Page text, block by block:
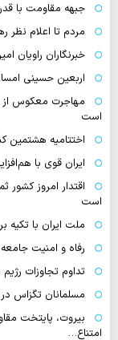
جبهه مقاومت با
مردم تا اعلام نظر
خبرنگاران راویان
اربعین حسینی
مهاجرت معکوس از
است
اختتامیه هشتمین
ایران قوی با
اقتدار امروز
است
ملت ایران با
رفاه و امنیت
تداوم تجاوزات
مسلمانان تگزاس
بیروت، پایتخت
امتناع…